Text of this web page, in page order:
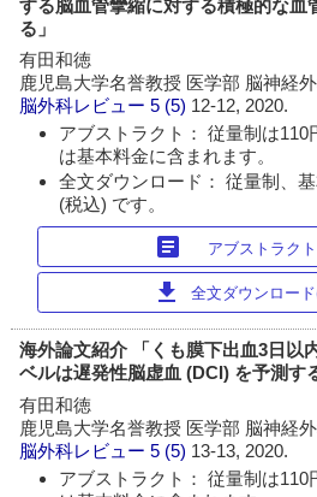
する脳血管攣縮に対する積極的な血
る」
有田和徳
鹿児島大学名誉教授 医学部 脳神経
脳外科レビュー 5 (5) 12-12, 2020.
アブストラクト： 従量制は110
は基本料金に含まれます。
全文ダウンロード： 従量制、
(税込) です。
article アブストラク
download 全文ダウンロー
海外論文紹介 「くも膜下出血3日以
ベルは遅発性脳虚血 (DCI) を予測す
有田和徳
鹿児島大学名誉教授 医学部 脳神経
脳外科レビュー 5 (5) 13-13, 2020.
アブストラクト： 従量制は110